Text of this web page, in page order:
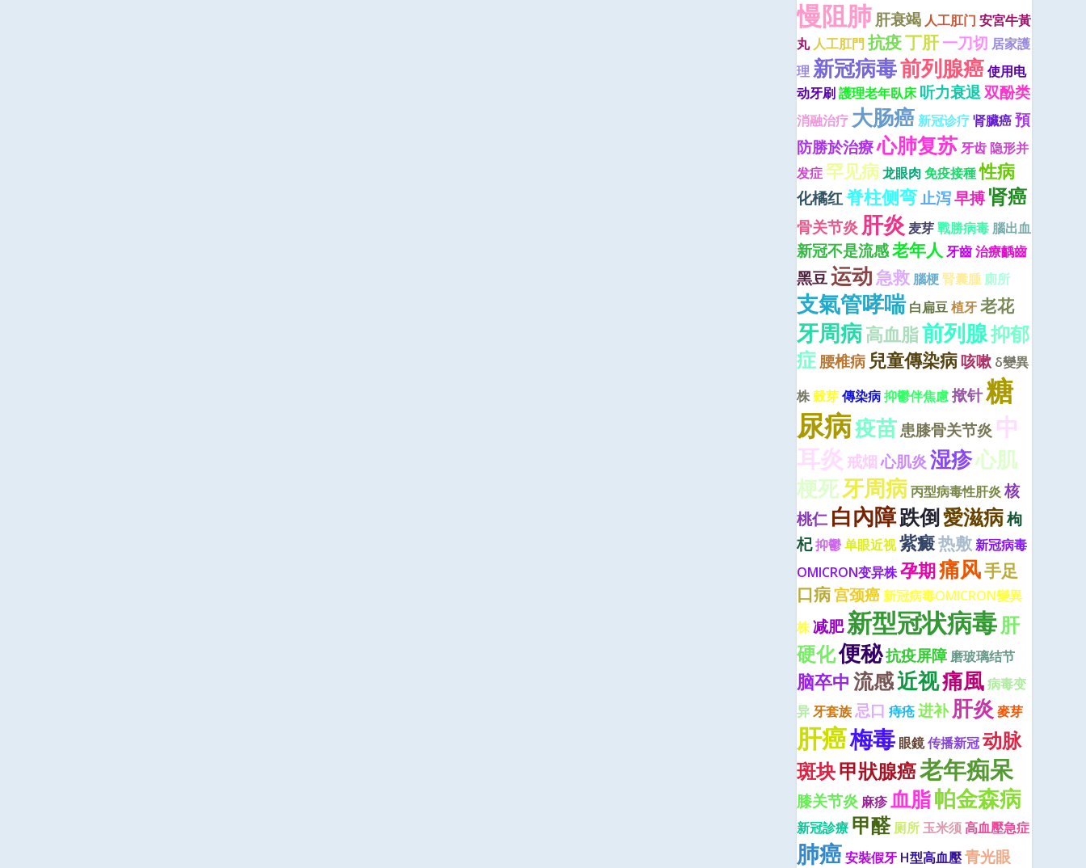
慢阻肺肝衰竭 人工肛门 安宮牛黃
丸 人工肛門 抗疫丁肝一刀切 居家護
理 新冠病毒前列腺癌使用电
动牙刷護理老年臥床 听力衰退双酚类
消融治疗大肠癌新冠诊疗肾臟癌預
防勝於治療心肺复苏牙齿隐形并
发症罕见病龙眼肉 免疫接種性病
化橘红脊柱侧弯止泻早搏肾癌
骨关节炎肝炎 麦芽戰勝病毒 腦出血
新冠不是流感老年人 牙齒治療齲齒
黑豆运动急救 腦梗腎囊腫 廁所
支氣管哮喘 白扁豆植牙老花
牙周病高血脂前列腺抑郁
症腰椎病兒童傳染病咳嗽 δ變異
株穀芽傳染病抑鬱伴焦慮揿针糖
尿病疫苗患膝骨关节炎 中
耳炎 戒烟 心肌炎湿疹心肌
梗死牙周病丙型病毒性肝炎核
桃仁 白內障跌倒愛滋病枸
杞抑鬱单眼近视紫癜热敷新冠病毒
OMICRON变异株孕期痛风手足
口病宫颈癌新冠病毒OMICRON變異
株减肥新型冠状病毒肝
硬化便秘抗疫屏障 磨玻璃结节
脑卒中 流感近视痛風病毒变
异牙套族忌口 痔疮进补肝炎 麥芽
肝癌梅毒 眼鏡传播新冠动脉
斑块甲狀腺癌老年痴呆
膝关节炎 麻疹血脂帕金森病
新冠診療 甲醛 厕所玉米须高血壓急症
肺癌安裝假牙 H型高血壓青光眼